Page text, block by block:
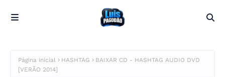
Página inicial HASHTAG
BAIXAR CD - HASHTAG AUDIO DVD
[VERÃO 2014]